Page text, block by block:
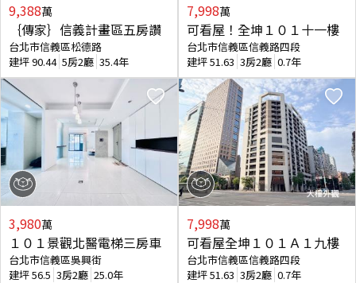
9,388萬
｛傳家｝信義計畫區五房讚
台北市信義區松德路
建坪90.44 5房2廳 35.4年
3,980萬
１０１景觀北醫電梯三房車
台北市信義區吳興街
建坪56.5 3房2廳 25.0年
7,998萬
可看屋！全坤１０１十一樓
台北市信義區信義路四段
建坪51.63 3房2廳 0.7年
7,998萬
可看屋全坤１０１Ａ１九樓
台北市信義區信義路四段
建坪51.63 3房2廳 0.7年